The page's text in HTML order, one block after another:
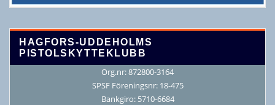
HAGFORS-UDDEHOLMS
PISTOLSKYTTEKLUBB
Org.nr: 872800-3164
SPSF Föreningsnr: 18-475
Bankgiro: 5710-6684